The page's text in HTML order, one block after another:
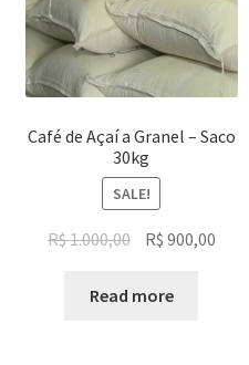
Café de Açaí a Granel – Saco
30kg
SALE!
R$1.000,00 Original
was:
R$ 900,00
Read more